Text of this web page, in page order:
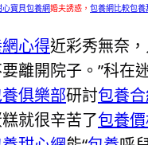
心寶貝包養網婚夫誘惑， 包養網比較包養
心得近彩秀無奈
離開院子。”科在
俱樂部研討包養
就很辛苦了包養